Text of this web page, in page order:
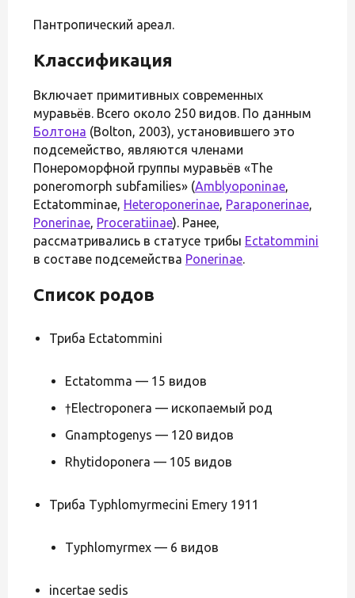
Пантропический ареал.
Классификация
Включает примитивных современных
муравьёв. Всего около 250 видов. По данным
Болтона (Bolton, 2003), установившего это
подсемейство, являются членами
Понероморфной группы муравьёв «The
poneromorph subfamilies» (Amblyoponinae,
Ectatomminae, Heteroponerinae, Paraponerinae,
Ponerinae, Proceratiinae). Ранее,
рассматривались в статусе трибы Ectatommini
в составе подсемейства Ponerinae.
Список родов
Триба Ectatommini
Ectatomma — 15 видов
†Electroponera — ископаемый род
Gnamptogenys — 120 видов
Rhytidoponera — 105 видов
Триба Typhlomyrmecini Emery 1911
Typhlomyrmex — 6 видов
incertae sedis